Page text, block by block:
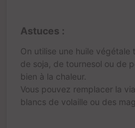
Astuces :
On utilise une huile végétale
de soja, de tournesol ou de
bien à la chaleur.
Vous pouvez remplacer la
blancs de volaille ou des